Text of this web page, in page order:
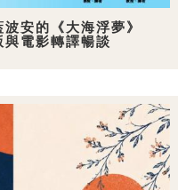
安的《大海浮夢》
電影轉譯暢談